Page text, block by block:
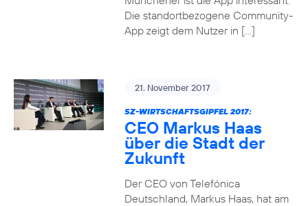
Die standortbezogene Community-
App zeigt dem Nutzer in […]
21. November 2017
SZ-WIRTSCHAFTSGIPFEL 2017:
CEO Markus Haas
über die Stadt der
Zukunft
Der CEO von Telefónica
Deutschland, Markus Haas, hat am